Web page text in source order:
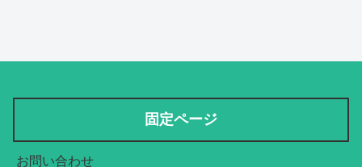
固定ページ
お問い合わせ